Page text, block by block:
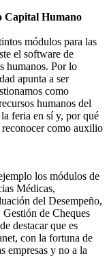
Capital Humano
módulos para las
el software de
humanos. Por lo
apunta a ser
como
humanos del
feria en sí y, por qué
reconocer como auxilio
los módulos de
Médicas,
del Desempeño,
de Cheques
destacar que es
con la fortuna de
empresas y no a la